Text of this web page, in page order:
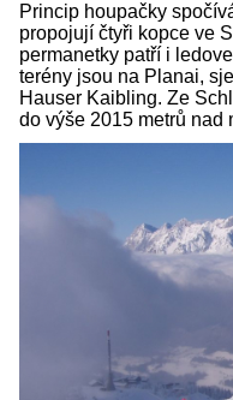
Princip houpačky
propojují čtyři kopce ve
permanetky patří i
terény jsou na Planai,
Hauser Kaibling. Ze
do výše 2015 metrů nad